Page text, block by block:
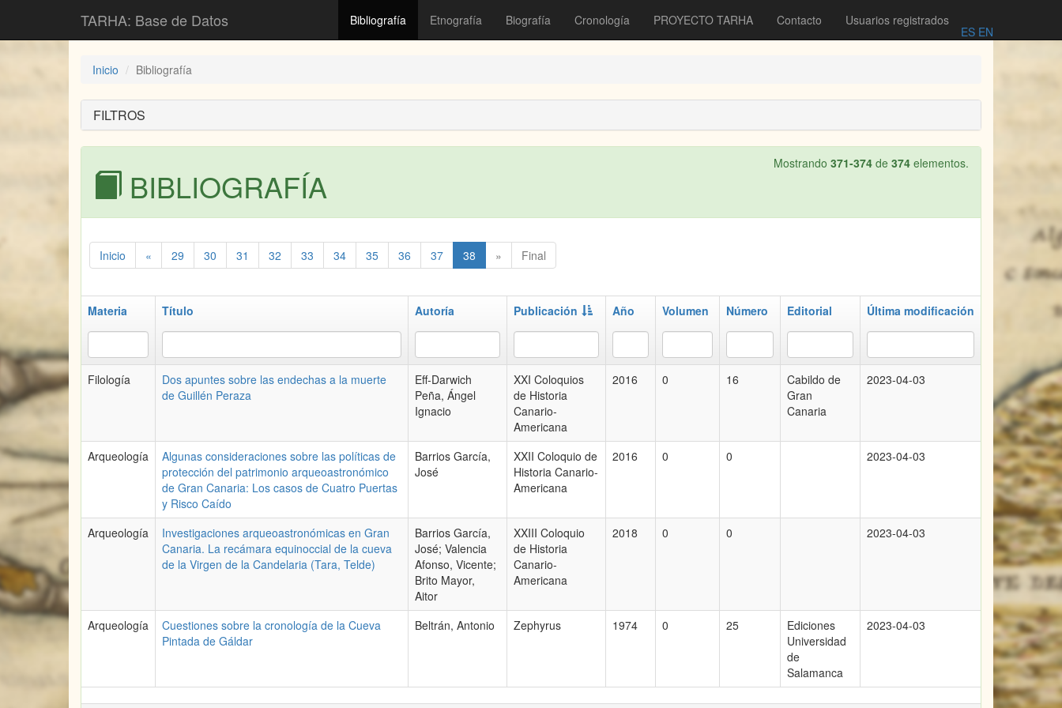
TARHA: Base de Datos Bibliografía Etnografía Biografía Cronología PROYECTO TARHA Contacto Usuarios registrados
ES EN
Inicio Bibliografía
FILTROS
Mostrando 371-374 de 374 elementos.
BIBLIOGRAFÍA
Inicio « 29 30 31 32 33 34 35 36 37 38 » Final
Materia Título Autoría Publicación Año Volumen Número Editorial Última modificación
Filología
Dos apuntes sobre las endechas a la muerte
de Guillén Peraza
Eff-Darwich
Peña, Ángel
Ignacio
XXI Coloquios
de Historia
Canario-
Americana
2016 0 16
Cabildo de
Gran
Canaria
2023-04-03
Arqueología
Algunas consideraciones sobre las políticas de
protección del patrimonio arqueoastronómico
de Gran Canaria: Los casos de Cuatro Puertas
y Risco Caído
Barrios García,
José
XXII Coloquio de
Historia Canario-
Americana
2016 0 0 2023-04-03
Arqueología
Investigaciones arqueoastronómicas en Gran
Canaria. La recámara equinoccial de la cueva
de la Virgen de la Candelaria (Tara, Telde)
Barrios García,
José; Valencia
Afonso, Vicente;
Brito Mayor,
Aitor
XXIII Coloquio
de Historia
Canario-
Americana
2018 0 0 2023-04-03
Arqueología
Cuestiones sobre la cronología de la Cueva
Pintada de Gáldar
Beltrán, Antonio Zephyrus 1974 0 25
Ediciones
Universidad
de
Salamanca
2023-04-03